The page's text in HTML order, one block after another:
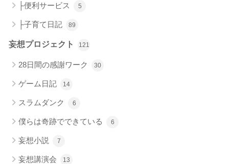
├便利サービス 5
├子育て日記 89
妄想プロジェクト 121
28日間の感謝ワーク 30
ゲーム日記 14
スラムダンク 6
僕らは奇跡でできている 6
妄想小説 7
妄想講演会 13